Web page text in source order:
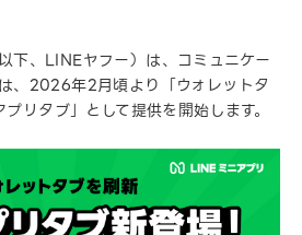
下、LINEヤフー）は、コミュニケー
、2026年2月頃より「ウォレットタ
リタブ」として提供を開始します。